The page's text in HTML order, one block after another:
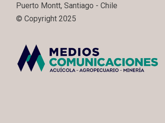
Puerto Montt, Santiago - Chile
© Copyright 2025